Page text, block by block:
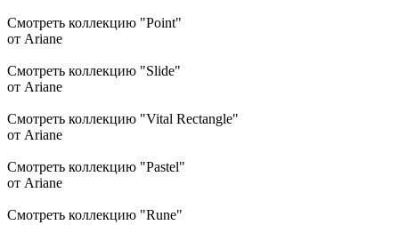
Смотреть коллекцию "Point"
от Ariane
Смотреть коллекцию "Slide"
от Ariane
Смотреть коллекцию "Vital Rectangle"
от Ariane
Смотреть коллекцию "Pastel"
от Ariane
Смотреть коллекцию "Rune"